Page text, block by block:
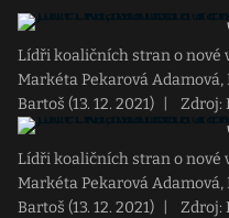
Lídři koaličních stran o nové
Markéta Pekarová
Bartoš (13. 12. 2021)
Zdroj:
Lídři koaličních stran o nové
Markéta Pekarová
Bartoš (13. 12. 2021)
Zdroj: